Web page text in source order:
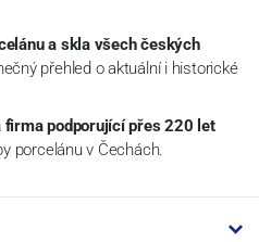
a skla všech českých
přehled o aktuální i historické
firma podporující přes 220 let
porcelánu v Čechách.